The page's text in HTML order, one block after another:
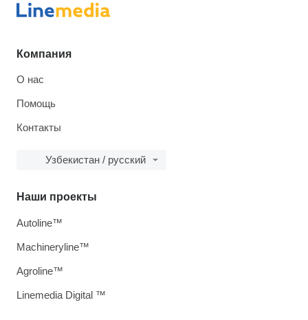
Компания
О нас
Помощь
Контакты
Узбекистан / русский
Наши проекты
Autoline™
Machineryline™
Agroline™
Linemedia Digital ™